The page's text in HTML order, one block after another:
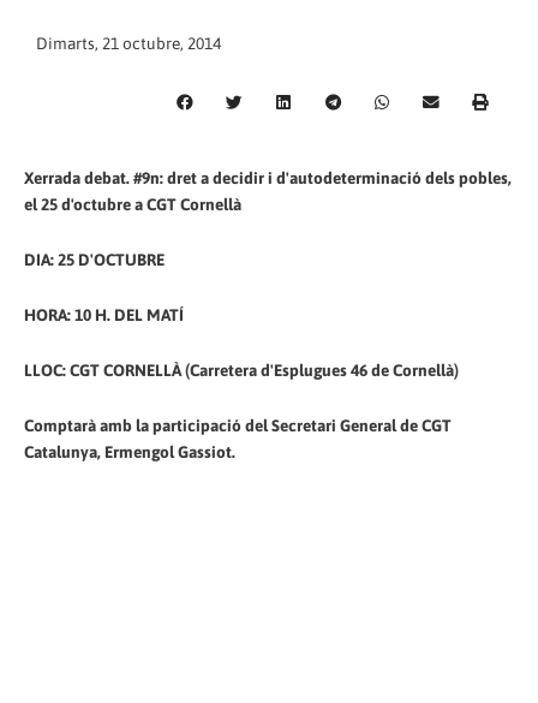
Dimarts, 21 octubre, 2014
Xerrada debat. #9n: dret a decidir i d'autodeterminació dels pobles,
el 25 d'octubre a CGT Cornellà
DIA: 25 D'OCTUBRE
HORA: 10 H. DEL MATÍ
LLOC: CGT CORNELLÀ (Carretera d'Esplugues 46 de Cornellà)
Comptarà amb la participació del Secretari General de CGT
Catalunya, Ermengol Gassiot.